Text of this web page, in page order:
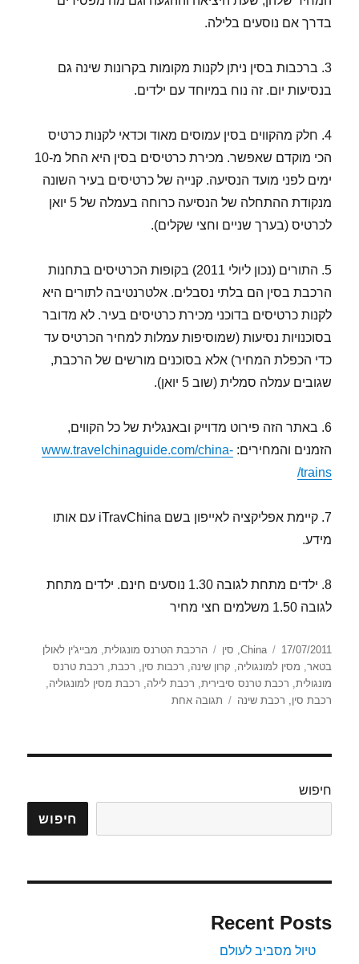
בדרך אם נוסעים בלילה.
3. ברכבות בסין ניתן לקנות מקומות בקרונות שינה גם
בנסיעות יום. זה נוח במיוחד עם ילדים.
4. חלק מהקווים בסין עמוסים מאוד וכדאי לקנות כרטיס
הכי מוקדם שאפשר. מכירת כרטיסים בסין היא החל מ-10
ימים לפני מועד הנסיעה. קנייה של כרטיסים בעיר השונה
מנקודת ההתחלה של הנסיעה כרוחה בעמלה של 5 יואן
לכרטיס (בערך שניים וחצי שקלים).
5. התורים (נכון ליולי 2011) בקופות הכרטיסים בתחנות
הרכבת בסין הם בלתי נסבלים. אלטרנטיבה לתורים היא
לקנות כרטיסים בדוכני מכירת כרטיסים בעיר. לא מדובר
בסוכנויות נסיעות (שמוסיפות עמלות למחיר הכרטיס עד
כדי הכפלת המחיר) אלא בסוכנים מורשים של הרכבת,
שגובים עמלה סמלית (שוב 5 יואן).
6. באתר הזה פירוט מדוייק ובאנגלית של כל הקווים,
הזמנים והמחירים:www.travelchinaguide.com/china-
trains/
7. קיימת אפליקציה לאייפון בשם iTravChina עם אותו
מידע.
8. ילדים מתחת לגובה 1.30 נוסעים חינם. ילדים מתחת
לגובה 1.50 משלמים חצי מחיר
פורסם
בתאריך
17/07/2011 קטגוריות
China
, סין תגיות
הרכבת הטרנס מונגולית, מבייג'ין לאולן
בטאר, מסין למונגוליה, קרון שינה, רכבות סין, רכבת, רכבת טרנס
מונגולית, רכבת טרנס סיבירית, רכבת לילה, רכבת מסין למונגוליה,
רכבת סין, רכבת שינה תגובה אחתעל
חיפוש
חיפוש
Recent Posts
טיול מסביב לעולם